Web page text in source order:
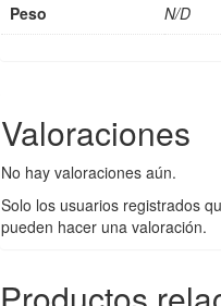
Peso N/D
Valoraciones
No hay valoraciones aún.
Solo los usuarios registrados
pueden hacer una valoración.